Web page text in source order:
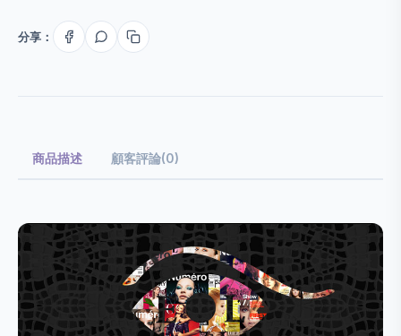
分享：
商品描述 顧客評論(0)